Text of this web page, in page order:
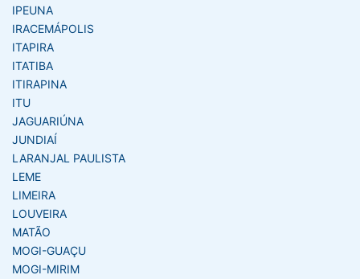
IPEUNA
IRACEMÁPOLIS
ITAPIRA
ITATIBA
ITIRAPINA
ITU
JAGUARIÚNA
JUNDIAÍ
LARANJAL PAULISTA
LEME
LIMEIRA
LOUVEIRA
MATÃO
MOGI-GUAÇU
MOGI-MIRIM